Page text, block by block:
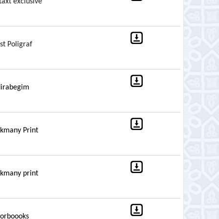
Poligraf
Print
print